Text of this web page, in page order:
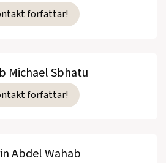
forfattar!
Michael Sbhatu
forfattar!
Abdel Wahab